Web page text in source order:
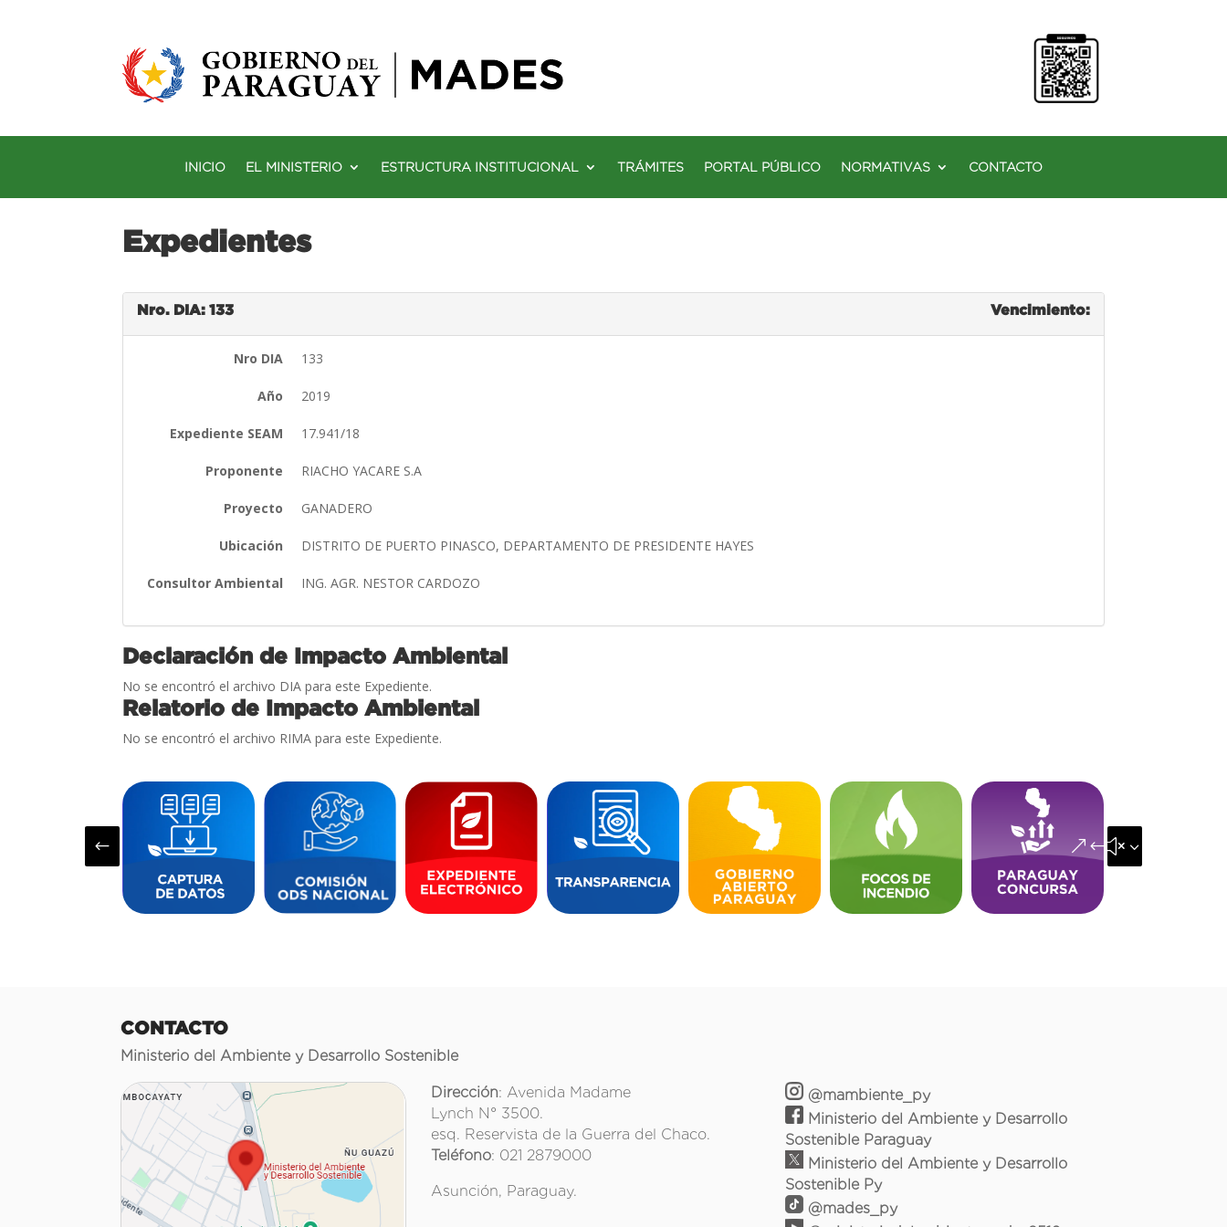
INICIO EL MINISTERIO ESTRUCTURA INSTITUCIONAL TRÁMITES PORTAL PÚBLICO NORMATIVAS CONTACTO
Expedientes
Nro. DIA: 133 Vencimiento:
Nro DIA 133
Año 2019
Expediente SEAM 17.941/18
Proponente RIACHO YACARE S.A
Proyecto GANADERO
Ubicación DISTRITO DE PUERTO PINASCO, DEPARTAMENTO DE PRESIDENTE HAYES
Consultor Ambiental ING. AGR. NESTOR CARDOZO
Declaración de Impacto Ambiental
No se encontró el archivo DIA para este Expediente.
Relatorio de Impacto Ambiental
No se encontró el archivo RIMA para este Expediente.
# &#x35;
CONTACTO
Ministerio del Ambiente y Desarrollo Sostenible
Dirección: Avenida Madame
Lynch N° 3500.
esq. Reservista de la Guerra del Chaco.
Teléfono: 021 2879000
Asunción, Paraguay.
@mambiente_py
Ministerio del Ambiente y Desarrollo
Sostenible Paraguay
Ministerio del Ambiente y Desarrollo
Sostenible Py
@mades_py